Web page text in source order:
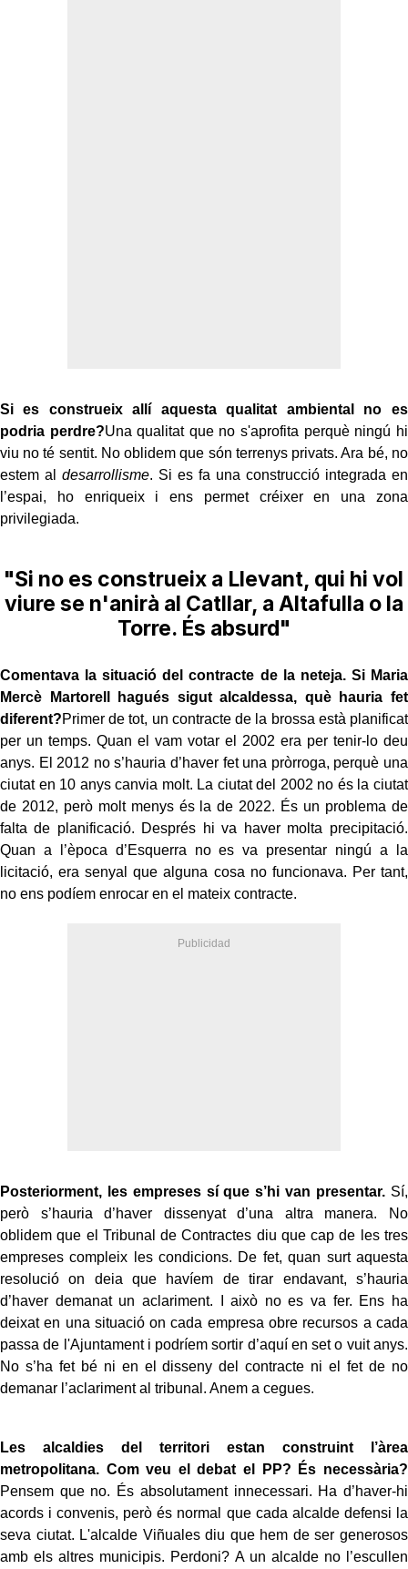
Si es construeix allí aquesta qualitat ambiental no es
podria perdre?Una qualitat que no s'aprofita perquè ningú hi
viu no té sentit. No oblidem que són terrenys privats. Ara bé, no
estem al desarrollisme. Si es fa una construcció integrada en
l’espai, ho enriqueix i ens permet créixer en una zona
privilegiada.
"Si no es construeix a Llevant, qui hi vol
viure se n'anirà al Catllar, a Altafulla o la
Torre. És absurd"
Comentava la situació del contracte de la neteja. Si Maria
Mercè Martorell hagués sigut alcaldessa, què hauria fet
diferent?Primer de tot, un contracte de la brossa està planificat
per un temps. Quan el vam votar el 2002 era per tenir-lo deu
anys. El 2012 no s’hauria d’haver fet una pròrroga, perquè una
ciutat en 10 anys canvia molt. La ciutat del 2002 no és la ciutat
de 2012, però molt menys és la de 2022. És un problema de
falta de planificació. Després hi va haver molta precipitació.
Quan a l’època d’Esquerra no es va presentar ningú a la
licitació, era senyal que alguna cosa no funcionava. Per tant,
no ens podíem enrocar en el mateix contracte.
Posteriorment, les empreses sí que s’hi van presentar. Sí,
però s’hauria d’haver dissenyat d’una altra manera. No
oblidem que el Tribunal de Contractes diu que cap de les tres
empreses compleix les condicions. De fet, quan surt aquesta
resolució on deia que havíem de tirar endavant, s’hauria
d’haver demanat un aclariment. I això no es va fer. Ens ha
deixat en una situació on cada empresa obre recursos a cada
passa de l'Ajuntament i podríem sortir d’aquí en set o vuit anys.
No s’ha fet bé ni en el disseny del contracte ni el fet de no
demanar l’aclariment al tribunal. Anem a cegues.
Les alcaldies del territori estan construint l’àrea
metropolitana. Com veu el debat el PP? És necessària?
Pensem que no. És absolutament innecessari. Ha d’haver-hi
acords i convenis, però és normal que cada alcalde defensi la
seva ciutat. L'alcalde Viñuales diu que hem de ser generosos
amb els altres municipis. Perdoni? A un alcalde no l’escullen